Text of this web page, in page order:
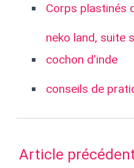
Corps plastinés
neko land, suite
cochon d'inde
conseils de
Article